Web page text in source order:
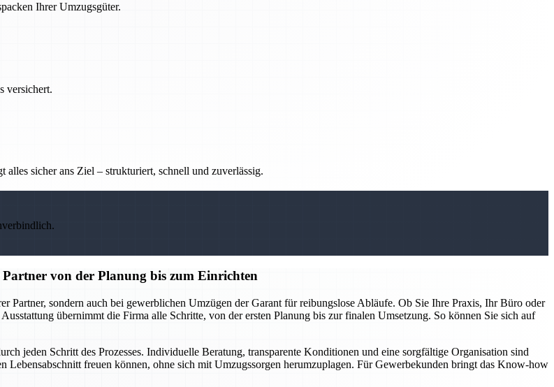
Ihrer Umzugsgüter.
versichert.
sicher ans Ziel – strukturiert, schnell und zuverlässig.
von der Planung bis zum Einrichten
sondern auch bei gewerblichen Umzügen der Garant für reibungslose Abläufe. Ob Sie Ihre Praxis, Ihr Büro oder
übernimmt die Firma alle Schritte, von der ersten Planung bis zur finalen Umsetzung. So können Sie sich auf
jeden Schritt des Prozesses. Individuelle Beratung, transparente Konditionen und eine sorgfältige Organisation sind
Lebensabschnitt freuen können, ohne sich mit Umzugssorgen herumzuplagen. Für Gewerbekunden bringt das Know-how